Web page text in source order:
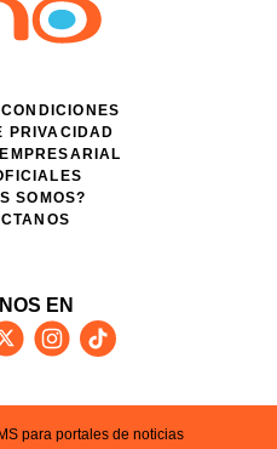
PRIVACIDAD
SOMOS?
EN
para portales de noticias